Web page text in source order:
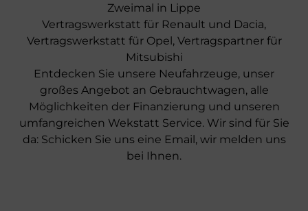
Zweimal in Lippe
Vertragswerkstatt für Renault und Dacia,
Vertragswerkstatt für Opel, Vertragspartner für
Mitsubishi
Entdecken Sie unsere Neufahrzeuge, unser
großes Angebot an Gebrauchtwagen, alle
Möglichkeiten der Finanzierung und unseren
umfangreichen Wekstatt Service. Wir sind für Sie
da: Schicken Sie uns eine Email, wir melden uns
bei Ihnen.